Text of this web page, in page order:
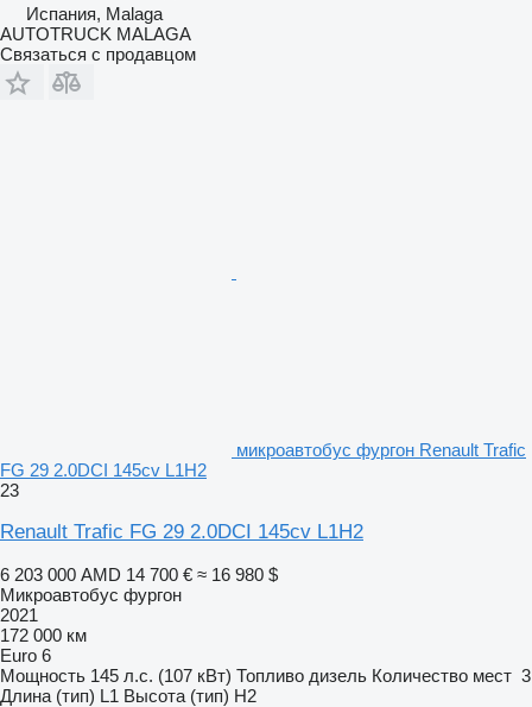
Испания, Malaga
AUTOTRUCK MALAGA
Связаться с продавцом
микроавтобус фургон Renault Trafic
FG 29 2.0DCI 145cv L1H2
23
Renault Trafic FG 29 2.0DCI 145cv L1H2
6 203 000 AMD 14 700 € ≈ 16 980 $
Микроавтобус фургон
2021
172 000 км
Euro 6
Мощность 145 л.с. (107 кВт) Топливо дизель Количество мест 3
Длина (тип) L1 Высота (тип) H2